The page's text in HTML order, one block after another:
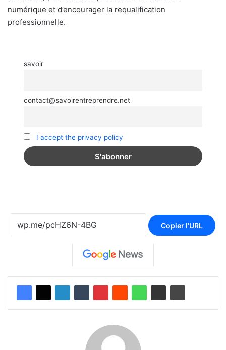
numérique et d’encourager la requalification
professionnelle.
savoir
contact@savoirentreprendre.net
I accept the privacy policy
Copier l'URL